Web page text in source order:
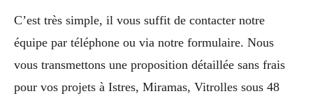
C’est très simple, il vous suffit de contacter notre
équipe par téléphone ou via notre formulaire. Nous
vous transmettons une proposition détaillée sans frais
pour vos projets à Istres, Miramas, Vitrolles sous 48